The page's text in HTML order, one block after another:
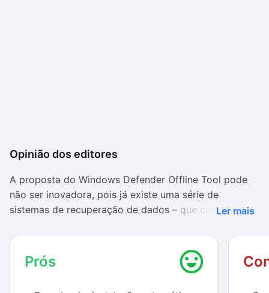
Opinião dos editores
A proposta do Windows Defender Offline Tool pode
não ser inovadora, pois já existe uma série de
sistemas de recuperação de dados – que contam com
Linux. Com eles, você dá boot em um painel de
controle completo, cheio de recursos para livrar o
computador de quase qualquer tipo de problema que
Ler mais
Prós